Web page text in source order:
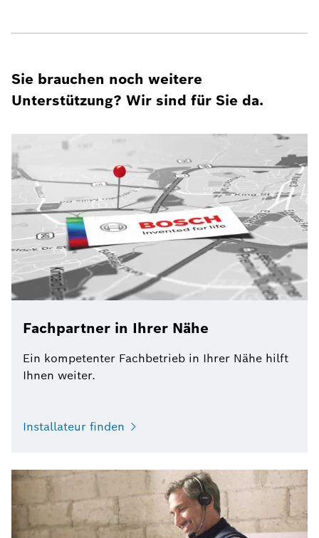
Sie brauchen noch weitere
Unterstützung? Wir sind für Sie da.
Fachpartner in Ihrer Nähe
Ein kompetenter Fachbetrieb in Ihrer Nähe hilft
Ihnen weiter.
Installateur finden